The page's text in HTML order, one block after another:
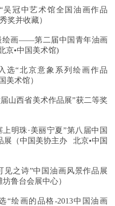
吴冠中艺术馆全国油画作品
奖并收藏）
绘画——第二届中国青年油画
京•中国美术馆)
选“北京意象系列绘画作品
美术馆）
山西省美术作品展”获二等奖
明珠·美丽宁夏”第八届中国
展（中国美协主办 北京•中国
见之诗”中国油画风景作品展
鲁台会展中心）
“绘画的品格-2013中国油画